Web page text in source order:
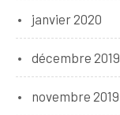
janvier 2020
décembre 2019
novembre 2019